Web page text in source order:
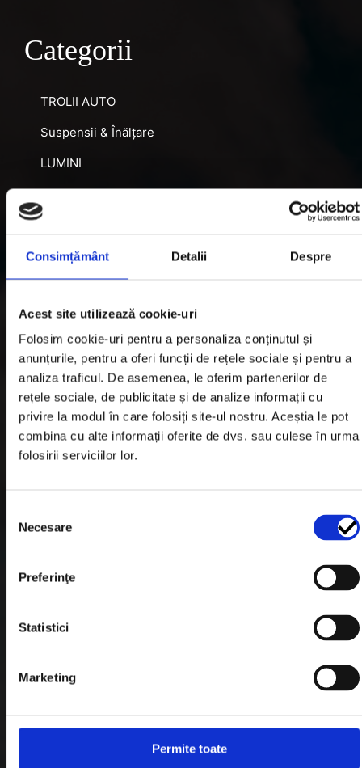
Consimțământ Detalii Despre
Acest site utilizează cookie-uri
Folosim cookie-uri pentru a personaliza conținutul și
anunțurile, pentru a oferi funcții de rețele sociale și pentru a
analiza traficul. De asemenea, le oferim partenerilor de
rețele sociale, de publicitate și de analize informații cu
privire la modul în care folosiți site-ul nostru. Aceștia le pot
combina cu alte informații oferite de dvs. sau culese în urma
folosirii serviciilor lor.
consimțământului
Necesare
Preferinţe
Statistici
Marketing
Permite toate
Categorii
TROLII AUTO
Suspensii & Înălțare
LUMINI
SNORKEL AUTO
DIFERENȚIALE BLOCABILE
Jante Oțel
Informatii utile
Informatii Livrare
Garantie si Retur
Politica de Confidentialitate